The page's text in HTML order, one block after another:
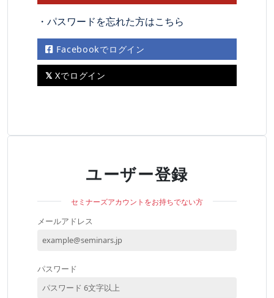
・パスワードを忘れた方はこちら
Facebookでログイン
Xでログイン
ユーザー登録
セミナーズアカウントをお持ちでない方
メールアドレス
パスワード